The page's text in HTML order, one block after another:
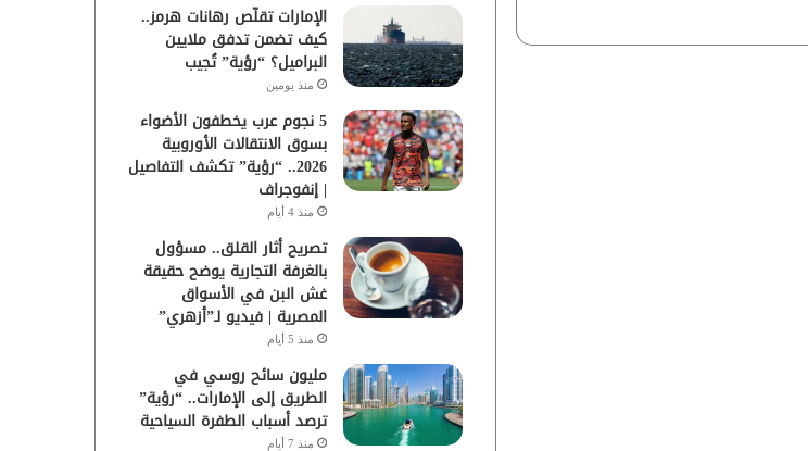
الإمارات تقلّص رهانات هرمز..
كيف تضمن تدفق ملايين
البراميل؟ “رؤية” تُجيب
منذ يومين
5 نجوم عرب يخطفون الأضواء
بسوق الانتقالات الأوروبية
2026.. “رؤية” تكشف التفاصيل
| إنفوجراف
منذ 4 أيام
تصريح أثار القلق.. مسؤول
بالغرفة التجارية يوضح حقيقة
غش البن في الأسواق
المصرية | فيديو لـ”أزهري”
منذ 5 أيام
مليون سائح روسي في
الطريق إلى الإمارات.. “رؤية”
ترصد أسباب الطفرة السياحية
منذ 7 أيام